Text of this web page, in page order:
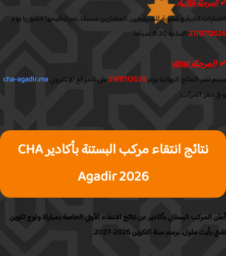
الثانية:
كتابية و شفوية للمترشحين المختارين مسبقا، يتم تنظيمها حضوريا يوم
27/07/الساعة 8:30 صباحا.
المرحلةالثالثة:
نشر النتائج النهائية يوم29/07/2026على الموقع الإلكترونيcha-agadir.ma
مقر المركب.
نتائج انتقاء مركب البستنة بأكادير CHA
Agadir 2026
المركب البستاني بأكادير عن نتائج الانتقاء الأولي الخاصة بمباراة ولوج تكوين
ملول، برسم سنة التكوين 2026-2027.